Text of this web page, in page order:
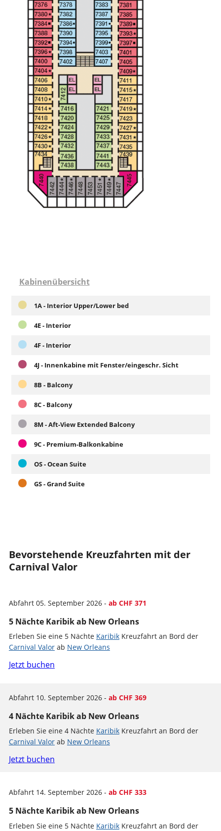
Kabinenübersicht
1A - Interior Upper/Lower bed
4E - Interior
4F - Interior
4J - Innenkabine mit Fenster/eingeschr. Sicht
8B - Balcony
8C - Balcony
8M - Aft-View Extended Balcony
9C - Premium-Balkonkabine
OS - Ocean Suite
GS - Grand Suite
Bevorstehende Kreuzfahrten mit der
Carnival Valor
Abfahrt 05. September 2026 - ab CHF 371
5 Nächte Karibik ab New Orleans
Erleben Sie eine 5 Nächte KaribikKreuzfahrt an Bord der
Carnival Valorab New Orleans
Jetzt buchen
Abfahrt 10. September 2026 - ab CHF 369
4 Nächte Karibik ab New Orleans
Erleben Sie eine 4 Nächte KaribikKreuzfahrt an Bord der
Carnival Valorab New Orleans
Jetzt buchen
Abfahrt 14. September 2026 - ab CHF 333
5 Nächte Karibik ab New Orleans
Erleben Sie eine 5 Nächte KaribikKreuzfahrt an Bord der